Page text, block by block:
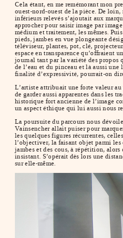
Cela étant, en me remémorant mon
ouest-nord-ouest de la pièce. De
inférieurs relevés s’ajoutait aux
approcher pour saisir image par
médium et traitement, les mêmes.
pieds, jambes en vue plongeante
téléviseur, plantes, pot, clé,
espace en transparence qu’offraient
journal tant par la variété des propos
de l’eau et du pinceau et là aussi
finalité d’expressivité, pourrait-on
L’artiste attribuait une forte valeur au
de garder aussi apparentes dans les
historique fort ancienne de l’image
un aspect éthique qui lui aussi nous
La poursuite du parcours nous
Vainsencher allait puiser pour
les quelques figures récurrentes,
l’objectiver, la faisant objet parmi les
jambes et des cous, à répétition,
insistant. S’opérait dès lors une
sur elle-même.